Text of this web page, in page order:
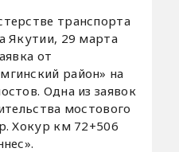
транспорта
Якутии, 29 марта
от
район» на
Одна из заявок
мостового
Хокур км 72+506